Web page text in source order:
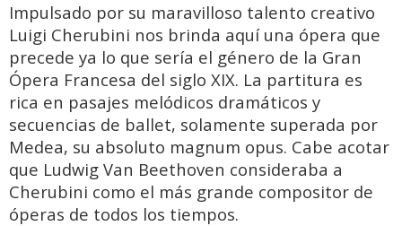
Impulsado por su maravilloso talento creativo
Luigi Cherubini nos brinda aquí una ópera que
precede ya lo que sería el género de la Gran
Ópera Francesa del siglo XIX. La partitura es
rica en pasajes melódicos dramáticos y
secuencias de ballet, solamente superada por
Medea, su absoluto magnum opus. Cabe acotar
que Ludwig Van Beethoven consideraba a
Cherubini como el más grande compositor de
óperas de todos los tiempos.